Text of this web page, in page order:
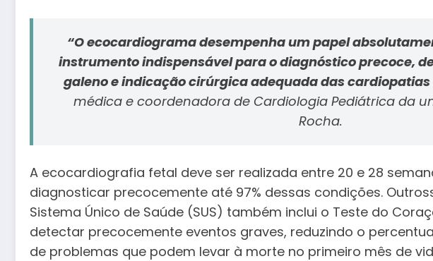
“O ecocardiograma desempenha um papel
instrumento indispensável para o diagnóstico precoce,
galeno e indicação cirúrgica adequada das
médica e coordenadora de Cardiologia Pediátrica da
Rocha.
A ecocardiografia fetal deve ser realizada entre 20 e 28
diagnosticar precocemente até 97% dessas condições.
Sistema Único de Saúde (SUS) também inclui o Teste do
detectar precocemente eventos graves, reduzindo o
de problemas que podem levar à morte no primeiro mês de